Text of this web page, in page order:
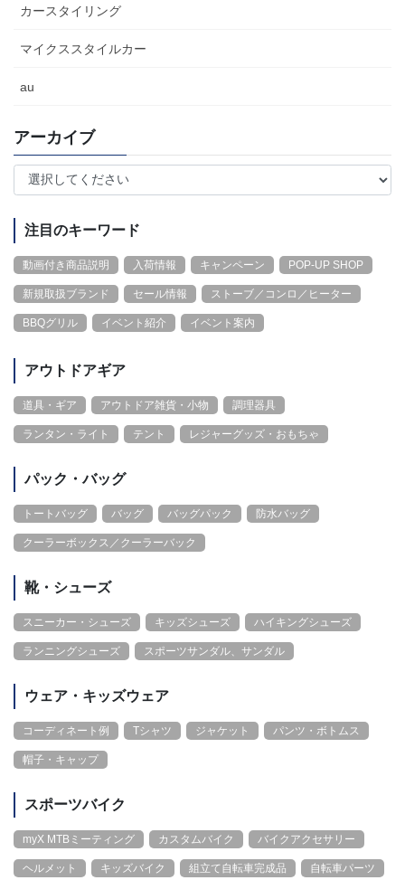
カースタイリング
マイクススタイルカー
au
アーカイブ
注目のキーワード
動画付き商品説明 入荷情報 キャンペーン POP-UP SHOP
新規取扱ブランド セール情報 ストーブ／コンロ／ヒーター
BBQグリル イベント紹介 イベント案内
アウトドアギア
道具・ギア アウトドア雑貨・小物 調理器具
ランタン・ライト テント レジャーグッズ・おもちゃ
パック・バッグ
トートバッグ バッグ バッグパック 防水バッグ
クーラーボックス／クーラーバック
靴・シューズ
スニーカー・シューズ キッズシューズ ハイキングシューズ
ランニングシューズ スポーツサンダル、サンダル
ウェア・キッズウェア
コーディネート例 Tシャツ ジャケット パンツ・ボトムス
帽子・キャップ
スポーツバイク
myX MTBミーティング カスタムバイク バイクアクセサリー
ヘルメット キッズバイク 組立て自転車完成品 自転車パーツ